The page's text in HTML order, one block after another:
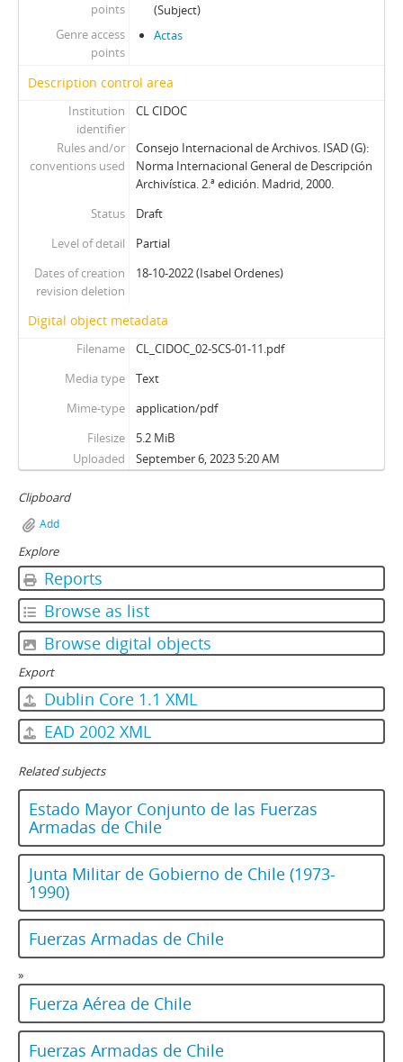
points
(Subject)
Genre access
points
Actas
Description control area
Institution
identifier
CL CIDOC
Rules and/or
conventions used
Consejo Internacional de Archivos. ISAD (G):
Norma Internacional General de Descripción
Archivística. 2.ª edición. Madrid, 2000.
Status
Draft
Level of detail
Partial
Dates of creation
revision deletion
18-10-2022 (Isabel Ordenes)
Digital object metadata
Filename
CL_CIDOC_02-SCS-01-11.pdf
Media type
Text
Mime-type
application/pdf
Filesize
5.2 MiB
Uploaded
September 6, 2023 5:20 AM
Clipboard
Add
Explore
Reports
Browse as list
Browse digital objects
Export
Dublin Core 1.1 XML
EAD 2002 XML
Related subjects
Estado Mayor Conjunto de las Fuerzas
Armadas de Chile
Junta Militar de Gobierno de Chile (1973-
1990)
Fuerzas Armadas de Chile
»
Fuerza Aérea de Chile
Fuerzas Armadas de Chile